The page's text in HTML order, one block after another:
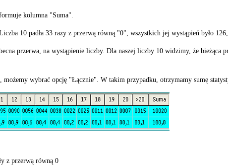
kolumna "Suma".
10 padła 33 razy z przerwą równą "0", wszystkich jej wystąpień było
przerwa, na wystąpienie liczby. Dla naszej liczby 10 widzimy, że bieżąca
wybrać opcję "Łącznie". W takim przypadku, otrzymamy sumę
z przerwą równą 0